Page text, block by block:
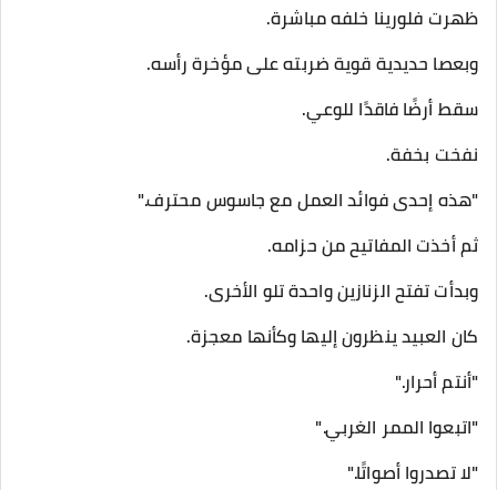
ظهرت فلورينا خلفه مباشرة.
وبعصا حديدية قوية ضربته على مؤخرة رأسه.
سقط أرضًا فاقدًا للوعي.
نفخت بخفة.
"هذه إحدى فوائد العمل مع جاسوس محترف."
ثم أخذت المفاتيح من حزامه.
وبدأت تفتح الزنازين واحدة تلو الأخرى.
كان العبيد ينظرون إليها وكأنها معجزة.
"أنتم أحرار."
"اتبعوا الممر الغربي."
"لا تصدروا أصواتًا."